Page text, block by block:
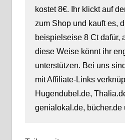
kostet 8€. Ihr klickt auf
zum Shop und kauft es,
beispielseise 8 Ct dafür,
diese Weise könnt ihr
unterstützen. Bei uns
mit Affiliate-Links
Hugendubel.de,
genialokal.de, bücher.de